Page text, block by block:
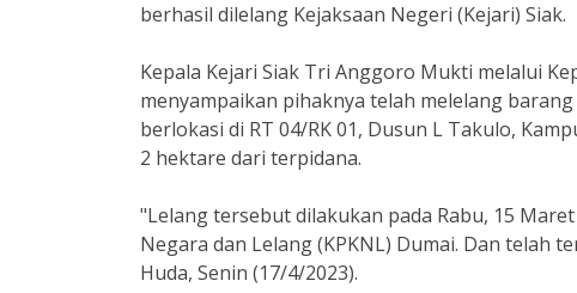
berhasil dilelang Kejaksaan Negeri (Kejari) Siak.
Kepala Kejari Siak Tri Anggoro Mukti melalui
menyampaikan pihaknya telah melelang
berlokasi di RT 04/RK 01, Dusun L Takulo,
2 hektare dari terpidana.
"Lelang tersebut dilakukan pada Rabu, 15
Negara dan Lelang (KPKNL) Dumai. Dan telah
Huda, Senin (17/4/2023).